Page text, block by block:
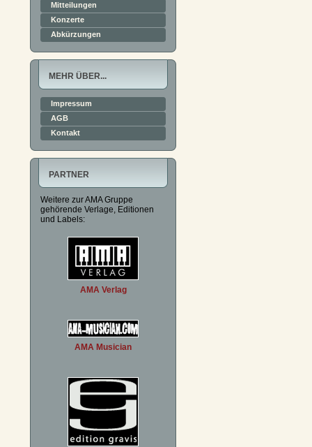
Mitteilungen
Konzerte
Abkürzungen
MEHR ÜBER...
Impressum
AGB
Kontakt
PARTNER
Weitere zur AMA Gruppe
gehörende Verlage, Editionen
und Labels:
AMA Verlag
AMA Musician